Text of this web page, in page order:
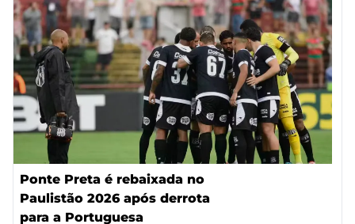
Ponte Preta é rebaixada no
Paulistão 2026 após derrota
para a Portuguesa